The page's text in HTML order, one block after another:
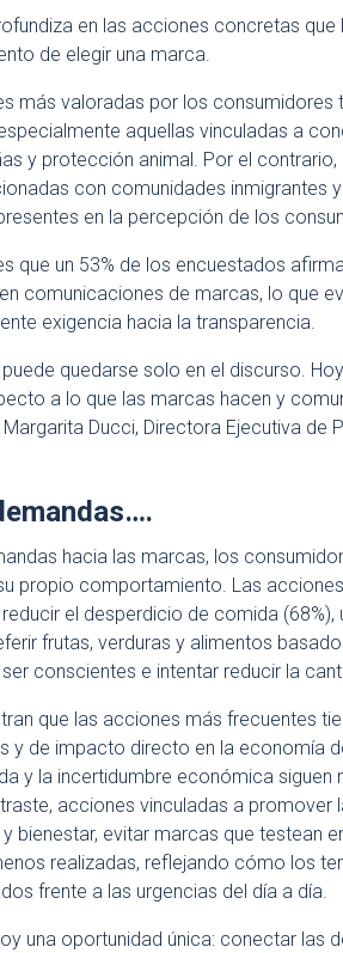
en las acciones concretas
de elegir una marca.
más valoradas por los
aquellas vinculadas a
y protección animal. Por el
con comunidades inmigrantes
en la percepción de los
que un 53% de los encuestados
comunicaciones de marcas, lo que
exigencia hacia la transparencia.
puede quedarse solo en el discurso.
a lo que las marcas hacen y
Margarita Ducci, Directora Ejecutiva
hacia las marcas, los
propio comportamiento. Las
el desperdicio de comida
frutas, verduras y alimentos
conscientes e intentar reducir la
que las acciones más frecuentes
y de impacto directo en la economía
y la incertidumbre económica
acciones vinculadas a promover
bienestar, evitar marcas que testean
realizadas, reflejando cómo los
frente a las urgencias del día a día.
una oportunidad única: conectar las